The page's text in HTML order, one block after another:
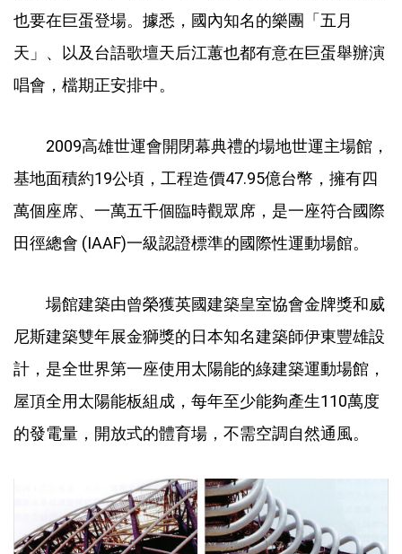
也要在巨蛋登場。據悉，國內知名的樂團「五月
天」、以及台語歌壇天后江蕙也都有意在巨蛋舉辦演
唱會，檔期正安排中。
2009高雄世運會開閉幕典禮的場地世運主場館，
基地面積約19公頃，工程造價47.95億台幣，擁有四
萬個座席、一萬五千個臨時觀眾席，是一座符合國際
田徑總會 (IAAF)一級認證標準的國際性運動場館。
場館建築由曾榮獲英國建築皇室協會金牌獎和威
尼斯建築雙年展金獅獎的日本知名建築師伊東豐雄設
計，是全世界第一座使用太陽能的綠建築運動場館，
屋頂全用太陽能板組成，每年至少能夠產生110萬度
的發電量，開放式的體育場，不需空調自然通風。